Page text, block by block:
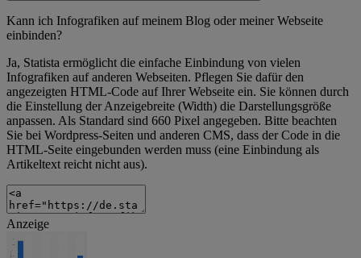
Kann ich Infografiken auf meinem Blog oder meiner Webseite
einbinden?
Ja, Statista ermöglicht die einfache Einbindung von vielen
Infografiken auf anderen Webseiten. Pflegen Sie dafür den
angezeigten HTML-Code auf Ihrer Webseite ein. Sie können durch
die Einstellung der Anzeigebreite (Width) die Darstellungsgröße
anpassen. Als Standard sind 660 Pixel angegeben. Bitte beachten
Sie bei Wordpress-Seiten und anderen CMS, dass der Code in die
HTML-Seite eingebunden werden muss (eine Einbindung als
Artikeltext reicht nicht aus).
Anzeige